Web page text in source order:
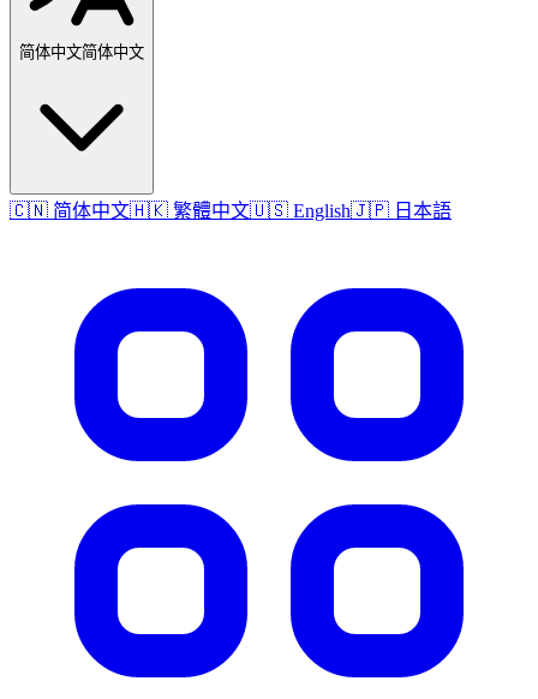
简体中文简体中文
🇨🇳 简体中文🇭🇰 繁體中文🇺🇸 English🇯🇵 日本語